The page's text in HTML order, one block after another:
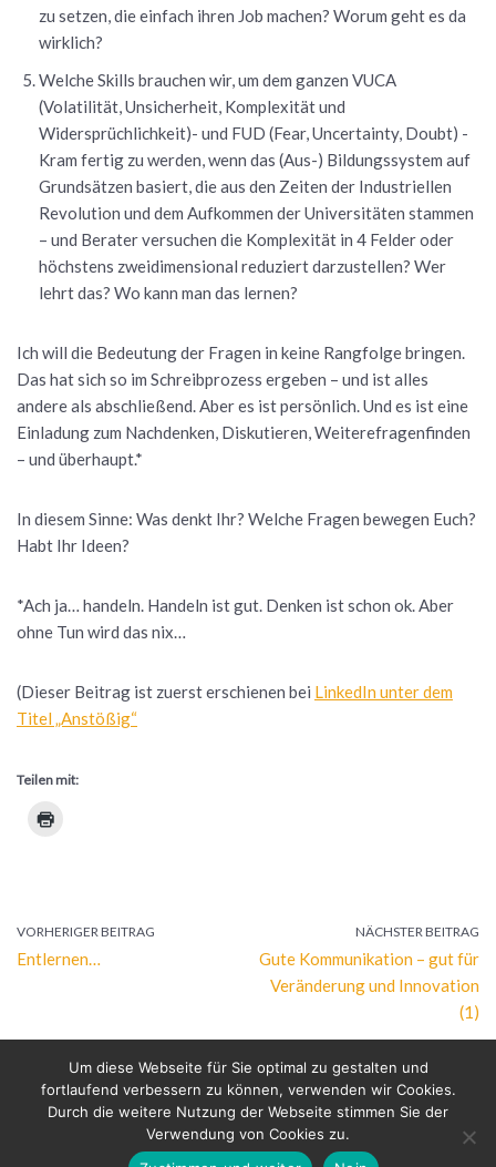
zu setzen, die einfach ihren Job machen? Worum geht es da
wirklich?
Welche Skills brauchen wir, um dem ganzen VUCA
(Volatilität, Unsicherheit, Komplexität und
Widersprüchlichkeit)- und FUD (Fear, Uncertainty, Doubt) -
Kram fertig zu werden, wenn das (Aus-) Bildungssystem auf
Grundsätzen basiert, die aus den Zeiten der Industriellen
Revolution und dem Aufkommen der Universitäten stammen
– und Berater versuchen die Komplexität in 4 Felder oder
höchstens zweidimensional reduziert darzustellen? Wer
lehrt das? Wo kann man das lernen?
Ich will die Bedeutung der Fragen in keine Rangfolge bringen.
Das hat sich so im Schreibprozess ergeben – und ist alles
andere als abschließend. Aber es ist persönlich. Und es ist eine
Einladung zum Nachdenken, Diskutieren, Weiterefragenfinden
– und überhaupt.*
In diesem Sinne: Was denkt Ihr? Welche Fragen bewegen Euch?
Habt Ihr Ideen?
*Ach ja… handeln. Handeln ist gut. Denken ist schon ok. Aber
ohne Tun wird das nix…
(Dieser Beitrag ist zuerst erschienen bei LinkedIn unter dem
Titel „Anstößig“
Teilen mit:
VORHERIGER BEITRAG
Entlernen…
NÄCHSTER BEITRAG
Gute Kommunikation – gut für
Veränderung und Innovation
(1)
Bertold Raschkowski 2026
Um diese Webseite für Sie optimal zu gestalten und
fortlaufend verbessern zu können, verwenden wir Cookies.
Durch die weitere Nutzung der Webseite stimmen Sie der
Verwendung von Cookies zu.